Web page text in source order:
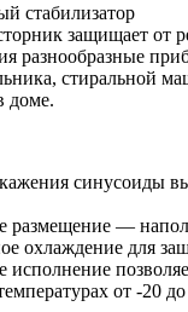
стабилизатор
защищает от
разнообразные
стиральной
доме.
синусоиды
размещение —
охлаждение для
исполнение
от -20